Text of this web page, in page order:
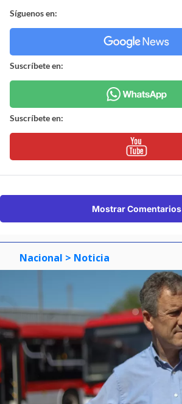
Síguenos en:
Suscríbete en:
Suscríbete en:
Mostrar Comentarios
Nacional > Noticia